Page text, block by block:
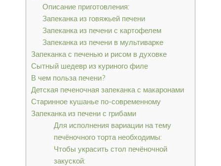
Описание приготовления:
Запеканка из говяжьей печени
Запеканка из печени с картофелем
Запеканка из печени в мультиварке
Запеканка с печенью и рисом в духовке
Сытный шедевр из куриного филе
В чем польза печени?
Детская печеночная запеканка с макаронами
Старинное кушанье по-современному
Запеканка из печени с грибами
Для исполнения вариации на тему
печёночного торта необходимы:
Чтобы украсить стол печёночной
закуской: